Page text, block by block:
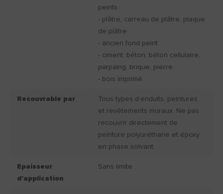
peints :
- plâtre, carreau de plâtre, plaque
de plâtre
- ancien fond peint
- ciment, béton, béton cellulaire,
parpaing, brique, pierre.
- bois imprimé.
Recouvrable par
Tous types d’enduits, peintures
et revêtements muraux. Ne pas
recouvrir directement de
peinture polyuréthane et époxy
en phase solvant.
Epaisseur
d'application
Sans limite